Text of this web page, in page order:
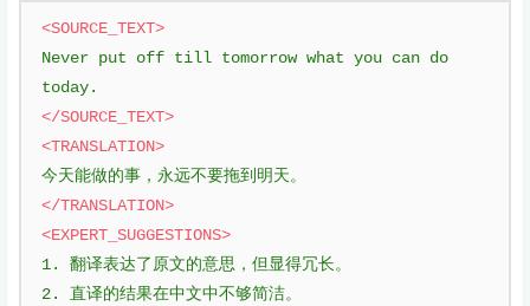
<SOURCE_TEXT>
Never put off till tomorrow what you can do
today.
</SOURCE_TEXT>
<TRANSLATION>
今天能做的事，永远不要拖到明天。
</TRANSLATION>
<EXPERT_SUGGESTIONS>
1. 翻译表达了原文的意思，但显得冗长。
2. 直译的结果在中文中不够简洁。